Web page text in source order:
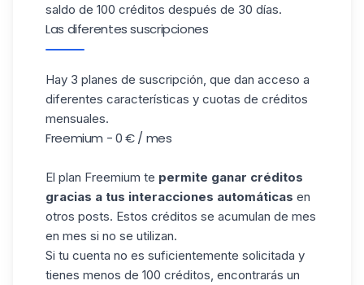
saldo de 100 créditos después de 30 días.
Las diferentes suscripciones
Hay 3 planes de suscripción, que dan acceso a
diferentes características y cuotas de créditos
mensuales.
Freemium - 0 € / mes
El plan Freemium te permite ganar créditos
gracias a tus interacciones automáticas en
otros posts. Estos créditos se acumulan de mes
en mes si no se utilizan.
Si tu cuenta no es suficientemente solicitada y
tienes menos de 100 créditos, encontrarás un